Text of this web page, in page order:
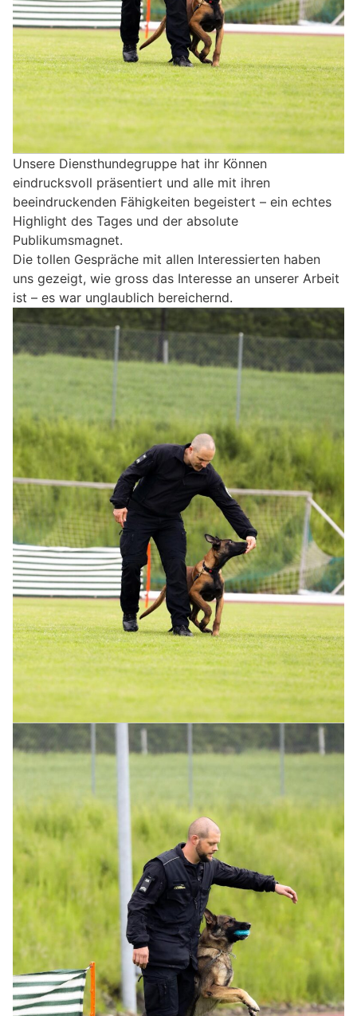
Unsere Diensthundegruppe hat ihr Können
eindrucksvoll präsentiert und alle mit ihren
beeindruckenden Fähigkeiten begeistert – ein echtes
Highlight des Tages und der absolute
Publikumsmagnet.
Die tollen Gespräche mit allen Interessierten haben
uns gezeigt, wie gross das Interesse an unserer Arbeit
ist – es war unglaublich bereichernd.